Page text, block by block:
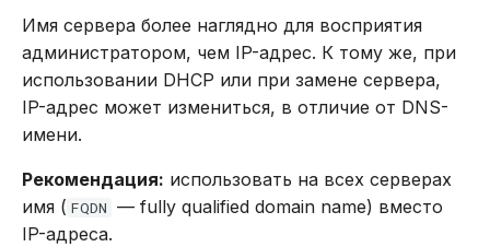
Настройка аудита
Производительность
подсистемы
Настройка swap
DROP INDEX
DROP PLUGIN
DROP ROLE
Имя сервера более наглядно для восприятия
администратором, чем IP-адрес. К тому же, при
использовании DHCP или при замене сервера,
IP-адрес может измениться, в отличие от DNS-
имени.
Рекомендация: использовать на всех серверах
имя ( FQDN — fully qualified domain name) вместо
IP-адреса.